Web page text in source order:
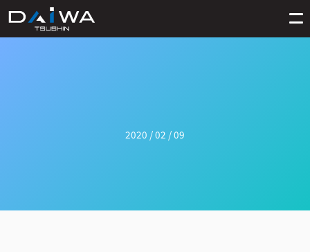
2020 / 02 / 09